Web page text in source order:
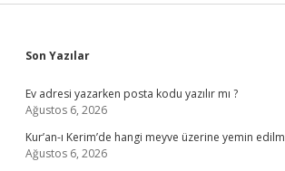
Sidebar
Son Yazılar
Ev adresi yazarken posta kodu yazılır mı ?
Ağustos 6, 2026
Kur’an-ı Kerim’de hangi meyve üzerine yemin
Ağustos 6, 2026